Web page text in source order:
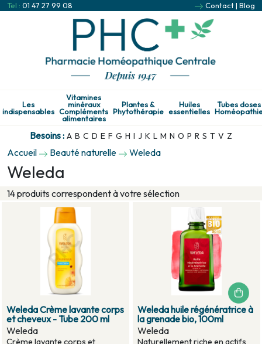
Tel : 01 47 27 99 08 Contact| Blog
Les
indispensables
Vitamines
minéraux
Compléments
alimentaires
Plantes &
Phytothérapie
Huiles
essentielles
Tubes doses
Besoins : A B C D E F G H I J K L M N O P R S T V Z
Accueil Beauté naturelle Weleda
Weleda
14 produits correspondent à votre sélection
Weleda Crème lavante corps
et cheveux - Tube 200 ml
Weleda
Weleda huile régénératrice à
la grenade bio, 100ml
Weleda